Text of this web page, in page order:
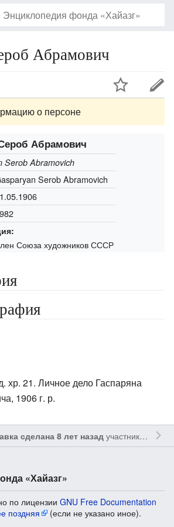
Абрамович
о персоне
Абрамович
Serob Abramovich
Serob Abramovich
Союза художников СССР
хр. 21. Личное дело Гаспаряна
1906 г. р.
сделана 8 лет назадучастником
«Хайазг»
по лицензии GNU Free Documentation
поздняя
(если не указано иное).